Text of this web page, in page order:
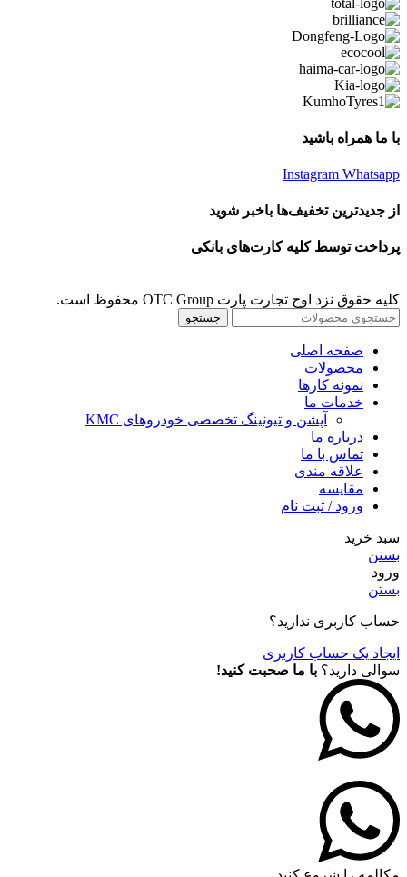
با ما همراه باشید
Instagram Whatsapp
از جدیدترین تخفیف‌ها باخبر شوید
پرداخت توسط کلیه کارت‌های بانکی
کلیه حقوق نزد اوج تجارت پارت OTC Group محفوظ است.
جستجو
صفحه اصلی
محصولات
نمونه کارها
خدمات ما
آپشن و تیونینگ تخصصی خودروهای KMC
درباره ما
تماس با ما
علاقه مندی
مقايسه
ورود / ثبت نام
سبد خرید
بستن
ورود
بستن
حساب کاربری ندارید؟
ایجاد یک حساب کاربری
سوالی دارید؟ با ما صحبت کنید!